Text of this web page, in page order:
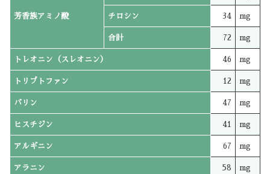
芳香族アミノ酸 チロシン 34 mg
合計 72 mg
トレオニン（スレオニン） 46 mg
トリプトファン 12 mg
バリン 47 mg
ヒスチジン 41 mg
アルギニン 67 mg
アラニン 58 mg